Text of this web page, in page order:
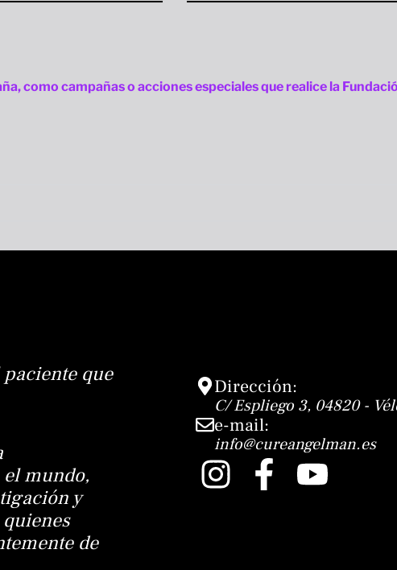
como campañas o acciones especiales que realice la
que
mundo,
y
de
Dirección:
C/ Espliego 3, 04820 -
e-mail:
info@cureangelman.es
I
n
F
a
Y